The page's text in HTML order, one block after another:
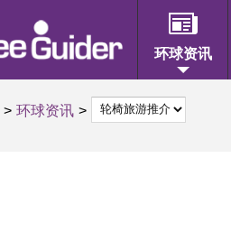
环球资讯
环球资讯